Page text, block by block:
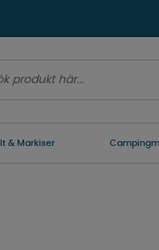
& Markiser